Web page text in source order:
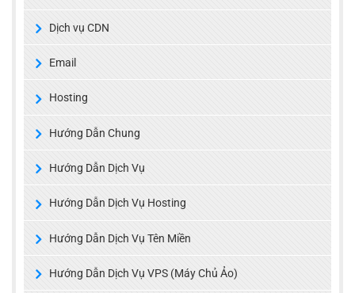
Dịch vụ CDN
Email
Hosting
Hướng Dẫn Chung
Hướng Dẫn Dịch Vụ
Hướng Dẫn Dịch Vụ Hosting
Hướng Dẫn Dịch Vụ Tên Miền
Hướng Dẫn Dịch Vụ VPS (Máy Chủ Ảo)